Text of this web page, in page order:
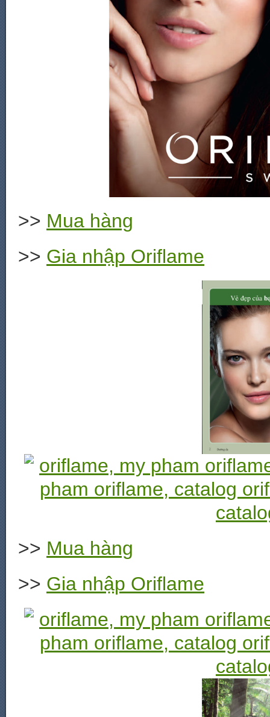
>> Mua hàng
>> Gia nhập Oriflame
>> Mua hàng
>> Gia nhập Oriflame